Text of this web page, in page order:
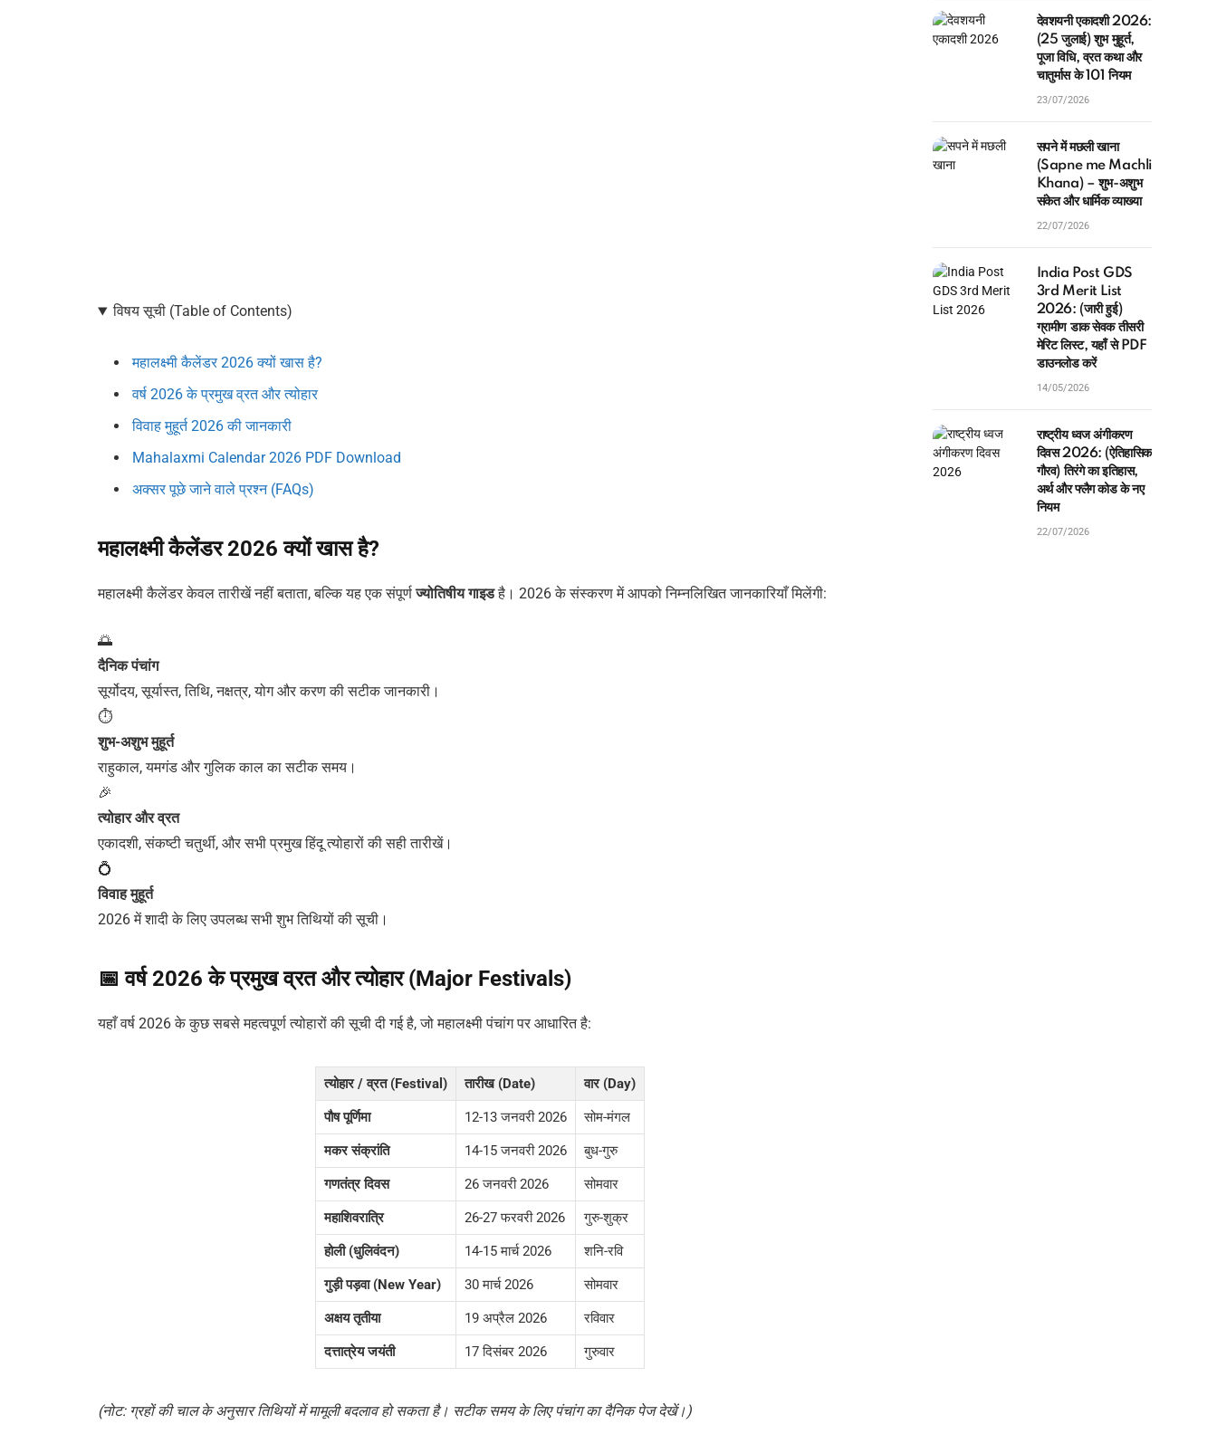
विषय सूची (Table of Contents)
महालक्ष्मी कैलेंडर 2026 क्यों खास है?
वर्ष 2026 के प्रमुख व्रत और त्योहार
विवाह मुहूर्त 2026 की जानकारी
Mahalaxmi Calendar 2026 PDF Download
अक्सर पूछे जाने वाले प्रश्न (FAQs)
महालक्ष्मी कैलेंडर 2026 क्यों खास है?
महालक्ष्मी कैलेंडर केवल तारीखें नहीं बताता, बल्कि यह एक संपूर्णज्योतिषीय गाइडहै। 2026 के संस्करण में आपको निम्नलिखित जानकारियाँ मिलेंगी:
🌅
दैनिक पंचांग
सूर्योदय, सूर्यास्त, तिथि, नक्षत्र, योग और करण की सटीक जानकारी।
⏱️
शुभ-अशुभ मुहूर्त
राहुकाल, यमगंड और गुलिक काल का सटीक समय।
🎉
त्योहार और व्रत
एकादशी, संकष्टी चतुर्थी, और सभी प्रमुख हिंदू त्योहारों की सही तारीखें।
💍
विवाह मुहूर्त
2026 में शादी के लिए उपलब्ध सभी शुभ तिथियों की सूची।
📅 वर्ष 2026 के प्रमुख व्रत और त्योहार (Major Festivals)
यहाँ वर्ष 2026 के कुछ सबसे महत्वपूर्ण त्योहारों की सूची दी गई है, जो महालक्ष्मी पंचांग पर आधारित है:
त्योहार / व्रत (Festival) तारीख (Date) वार (Day)
पौष पूर्णिमा 12-13 जनवरी 2026 सोम-मंगल
मकर संक्रांति 14-15 जनवरी 2026 बुध-गुरु
गणतंत्र दिवस 26 जनवरी 2026 सोमवार
महाशिवरात्रि 26-27 फरवरी 2026 गुरु-शुक्र
होली (धुलिवंदन) 14-15 मार्च 2026 शनि-रवि
गुड़ी पड़वा (New Year) 30 मार्च 2026 सोमवार
अक्षय तृतीया 19 अप्रैल 2026 रविवार
दत्तात्रेय जयंती 17 दिसंबर 2026 गुरुवार
(नोट: ग्रहों की चाल के अनुसार तिथियों में मामूली बदलाव हो सकता है। सटीक समय के लिए पंचांग का दैनिक पेज देखें।)
देवशयनी एकादशी 2026:
(25 जुलाई) शुभ मुहूर्त,
पूजा विधि, व्रत कथा और
चातुर्मास के 101 नियम
23/07/2026
सपने में मछली खाना
(Sapne me Machli
Khana) – शुभ-अशुभ
संकेत और धार्मिक व्याख्या
22/07/2026
India Post GDS
3rd Merit List
2026: (जारी हुई)
ग्रामीण डाक सेवक तीसरी
मेरिट लिस्ट, यहाँ से PDF
डाउनलोड करें
14/05/2026
राष्ट्रीय ध्वज अंगीकरण
दिवस 2026: (ऐतिहासिक
गौरव) तिरंगे का इतिहास,
अर्थ और फ्लैग कोड के नए
नियम
22/07/2026